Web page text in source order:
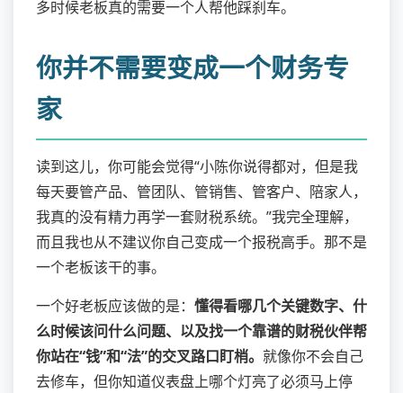
多时候老板真的需要一个人帮他踩刹车。
你并不需要变成一个财务专
家
读到这儿，你可能会觉得“小陈你说得都对，但是我
每天要管产品、管团队、管销售、管客户、陪家人，
我真的没有精力再学一套财税系统。”我完全理解，
而且我也从不建议你自己变成一个报税高手。那不是
一个老板该干的事。
一个好老板应该做的是： 懂得看哪几个关键数字、什
么时候该问什么问题、以及找一个靠谱的财税伙伴帮
你站在“钱”和“法”的交叉路口盯梢。 就像你不会自己
去修车，但你知道仪表盘上哪个灯亮了必须马上停